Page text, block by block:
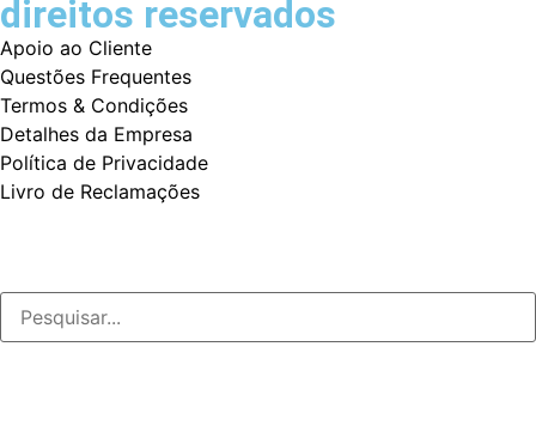
direitos reservados
Apoio ao Cliente
Questões Frequentes
Termos & Condições
Detalhes da Empresa
Política de Privacidade
Livro de Reclamações